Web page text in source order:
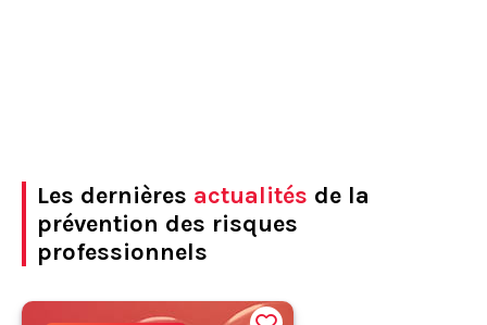
Les dernières actualités de la
prévention des risques
professionnels